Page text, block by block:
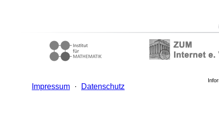
Impressum · Datenschutz